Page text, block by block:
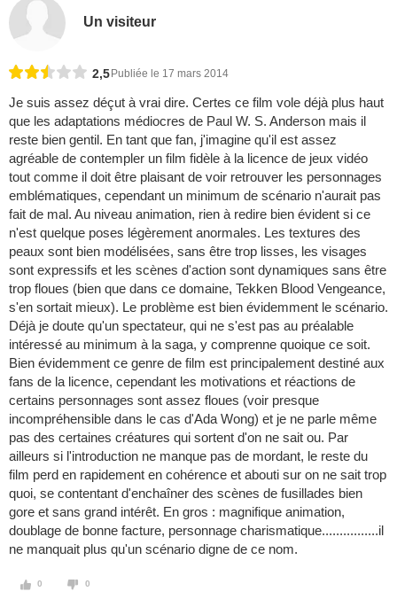
Un visiteur
2,5 Publiée le 17 mars 2014
Je suis assez déçut à vrai dire. Certes ce film vole déjà plus haut
que les adaptations médiocres de Paul W. S. Anderson mais il
reste bien gentil. En tant que fan, j'imagine qu'il est assez
agréable de contempler un film fidèle à la licence de jeux vidéo
tout comme il doit être plaisant de voir retrouver les personnages
emblématiques, cependant un minimum de scénario n'aurait pas
fait de mal. Au niveau animation, rien à redire bien évident si ce
n'est quelque poses légèrement anormales. Les textures des
peaux sont bien modélisées, sans être trop lisses, les visages
sont expressifs et les scènes d'action sont dynamiques sans être
trop floues (bien que dans ce domaine, Tekken Blood Vengeance,
s'en sortait mieux). Le problème est bien évidemment le scénario.
Déjà je doute qu'un spectateur, qui ne s'est pas au préalable
intéressé au minimum à la saga, y comprenne quoique ce soit.
Bien évidemment ce genre de film est principalement destiné aux
fans de la licence, cependant les motivations et réactions de
certains personnages sont assez floues (voir presque
incompréhensible dans le cas d'Ada Wong) et je ne parle même
pas des certaines créatures qui sortent d'on ne sait ou. Par
ailleurs si l'introduction ne manque pas de mordant, le reste du
film perd en rapidement en cohérence et abouti sur on ne sait trop
quoi, se contentant d'enchaîner des scènes de fusillades bien
gore et sans grand intérêt. En gros : magnifique animation,
doublage de bonne facture, personnage charismatique................il
ne manquait plus qu'un scénario digne de ce nom.
0 0